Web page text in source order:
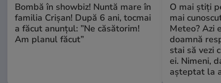
Bombă în showbiz! Nuntă mare în
familia Crișan! După 6 ani, tocmai
a făcut anunțul: ”Ne căsătorim!
Am planul făcut”
O mai știți
mai
Meteo? Azi
doamnă
stai să vezi
ei. Nimeni,
așteptat la